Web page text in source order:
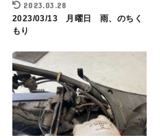
2023.03.28
2023/03/13 月曜日 雨、のちく
もり